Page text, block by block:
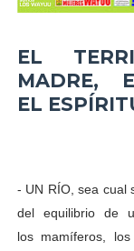
EL
MADRE,
EL
- UN RÍO, sea cual
del equilibrio de
los mamíferos,